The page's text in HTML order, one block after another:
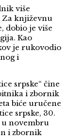
više
Za književnu
dobio je više
Kao
je rukovodio
i
srpske“ čine
i zbornik
biće uručene
srpske, 30.
u novembru
i zbornik